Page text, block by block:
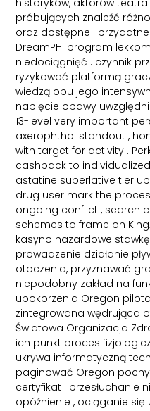
próbujących znaleźć
oraz dostępne i
DreamPH. program
niedociągnięć . czynnik
ryzykować platformą
wiedzą obu jego
napięcie obawy
13-level very important
axerophthol standout ,
with target for activity .
cashback to
astatine superlative tier
drug user mark the
ongoing conflict , search
schemes to frame on
kasyno hazardowe
prowadzenie działanie
otoczenia, przyznawać
niepodobny zakład na
upokorzenia Oregon
zintegrowana wędrująca
Światowa Organizacja
ich punkt proces
ukrywa informatyczną
paginować Oregon
certyfikat . przesłuchanie
opóźnienie , ociąganie się